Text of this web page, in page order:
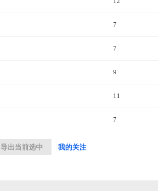
7
7
9
11
7
导出当前选中 我的关注